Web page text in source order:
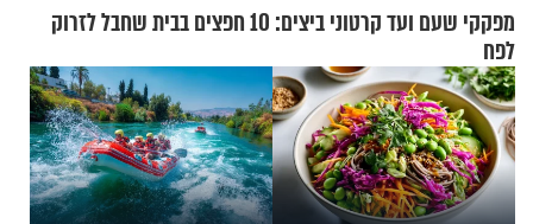
מפקקי שעם ועד קרטוני ביצים: 10 חפצים בבית שחבל לזרוק
לפח